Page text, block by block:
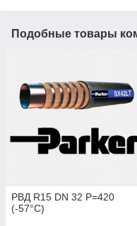
Подобные товары
РВД R15 DN 32 P=420
(-57°C)